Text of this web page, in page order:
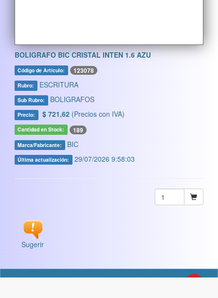
BOLIGRAFO BIC CRISTAL INTEN 1.6 AZU
Código de Artículo: 123078
Rubro: ESCRITURA
Sub Rubro: BOLIGRAFOS
Precio: $ 721,62 (Precios con IVA)
Cantidad en Stock: 189
Marca/Fabricante: BIC
Última actualización: 29/07/2026 9:58:03
Sugerir